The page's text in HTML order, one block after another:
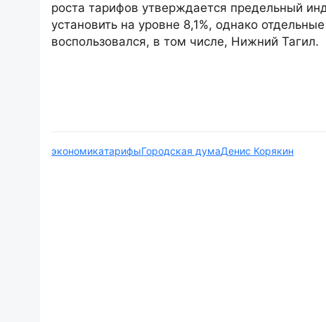
роста тарифов утверждается предельный
установить на уровне 8,1%, однако
воспользовался, в том числе, Нижний Тагил.
экономикатарифыГородская думаДенис Корякин